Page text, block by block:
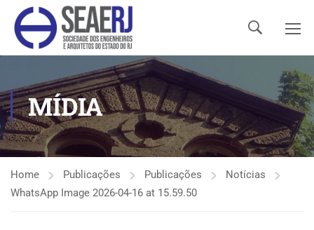
MÍDIA
Home Publicações Publicações
Notícias
WhatsApp Image 2026-04-16 at 15.59.50